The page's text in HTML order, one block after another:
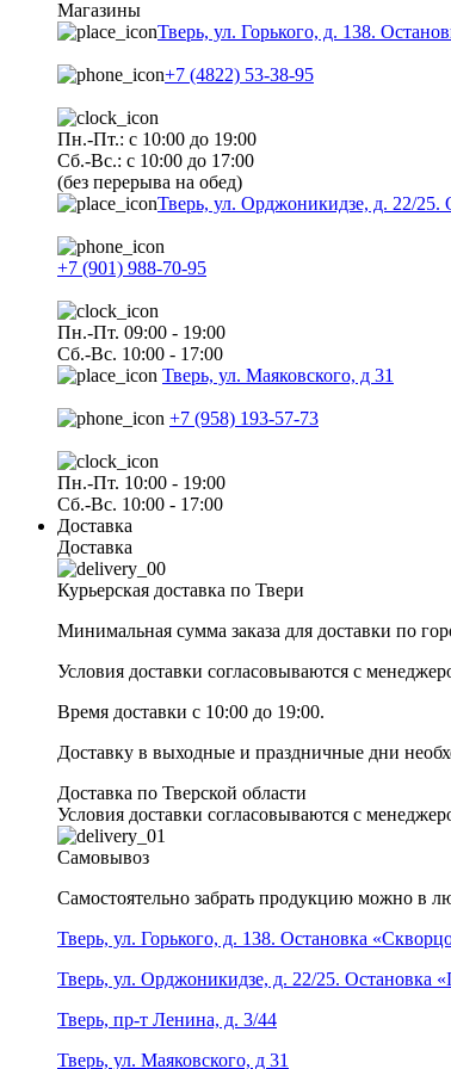
Магазины
Тверь, ул. Горького, д. 138.
+7 (4822) 53-38-95
Пн.-Пт.: с 10:00 до 19:00
Сб.-Вс.: с 10:00 до 17:00
(без перерыва на обед)
Тверь, ул. Орджоникидзе, д. 22/
+7 (901) 988-70-95
Пн.-Пт. 09:00 - 19:00
Сб.-Вс. 10:00 - 17:00
Тверь, ул. Маяковского, д 31
+7 (958) 193-57-73
Пн.-Пт. 10:00 - 19:00
Сб.-Вс. 10:00 - 17:00
Доставка
Доставка
Курьерская доставка по Твери
Минимальная сумма заказа для доставки по
Условия доставки согласовываются с
Время доставки с 10:00 до 19:00.
Доставку в выходные и праздничные дни
Доставка по Тверской области
Условия доставки согласовываются с
Самовывоз
Самостоятельно забрать продукцию можно в
Тверь, ул. Горького, д. 138. Остановка
Тверь, ул. Орджоникидзе, д. 22/25. Остановка
Тверь, пр-т Ленина, д. 3/44
Тверь, ул. Маяковского, д 31